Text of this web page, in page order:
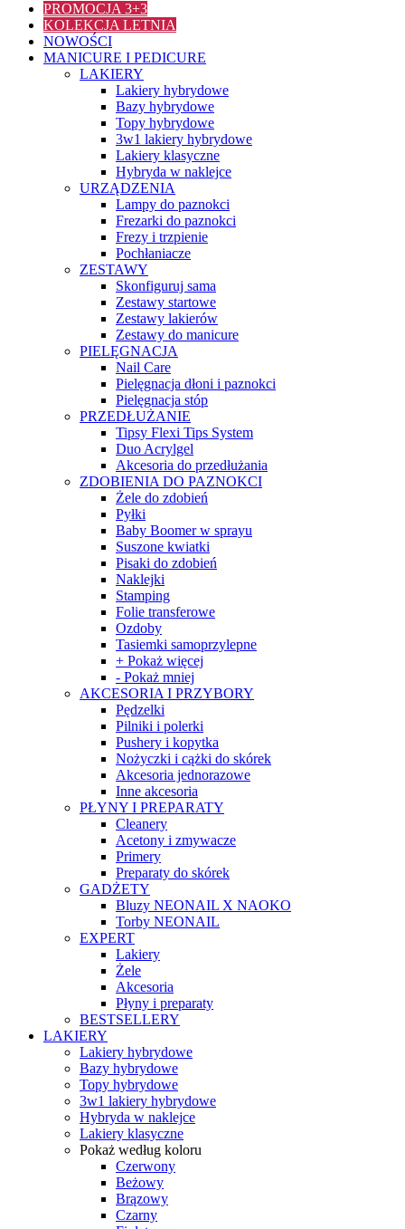
PROMOCJA 3+3
KOLEKCJA LETNIA
NOWOŚCI
MANICURE I PEDICURE
LAKIERY
Lakiery hybrydowe
Bazy hybrydowe
Topy hybrydowe
3w1 lakiery hybrydowe
Lakiery klasyczne
Hybryda w naklejce
URZĄDZENIA
Lampy do paznokci
Frezarki do paznokci
Frezy i trzpienie
Pochłaniacze
ZESTAWY
Skonfiguruj sama
Zestawy startowe
Zestawy lakierów
Zestawy do manicure
PIELĘGNACJA
Nail Care
Pielęgnacja dłoni i paznokci
Pielęgnacja stóp
PRZEDŁUŻANIE
Tipsy Flexi Tips System
Duo Acrylgel
Akcesoria do przedłużania
ZDOBIENIA DO PAZNOKCI
Żele do zdobień
Pyłki
Baby Boomer w sprayu
Suszone kwiatki
Pisaki do zdobień
Naklejki
Stamping
Folie transferowe
Ozdoby
Tasiemki samoprzylepne
+ Pokaż więcej
- Pokaż mniej
AKCESORIA I PRZYBORY
Pędzelki
Pilniki i polerki
Pushery i kopytka
Nożyczki i cążki do skórek
Akcesoria jednorazowe
Inne akcesoria
PŁYNY I PREPARATY
Cleanery
Acetony i zmywacze
Primery
Preparaty do skórek
GADŻETY
Bluzy NEONAIL X NAOKO
Torby NEONAIL
EXPERT
Lakiery
Żele
Akcesoria
Płyny i preparaty
BESTSELLERY
LAKIERY
Lakiery hybrydowe
Bazy hybrydowe
Topy hybrydowe
3w1 lakiery hybrydowe
Hybryda w naklejce
Lakiery klasyczne
Pokaż według koloru
Czerwony
Beżowy
Brązowy
Czarny